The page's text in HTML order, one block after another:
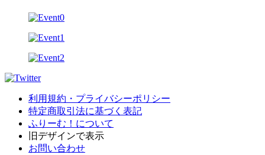
利用規約・プライバシーポリシー
特定商取引法に基づく表記
ふりーむ！について
旧デザインで表示
お問い合わせ